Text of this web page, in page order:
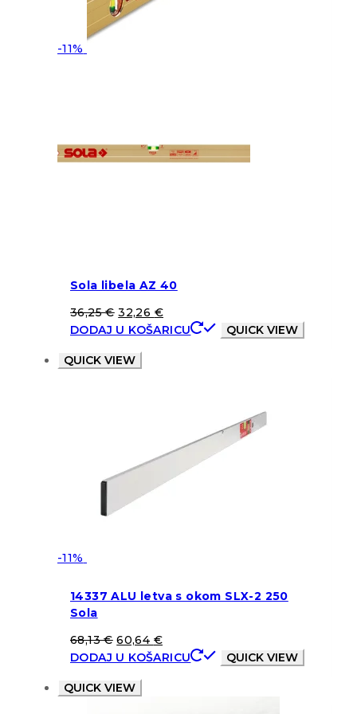
-11%
Sola libela AZ 40
36,25€ 32,26 €
DODAJ U KOŠARICU
QUICK VIEW
QUICK VIEW
-11%
14337 ALU letva s okom SLX-2 250
Sola
68,13€ 60,64 €
DODAJ U KOŠARICU
QUICK VIEW
QUICK VIEW